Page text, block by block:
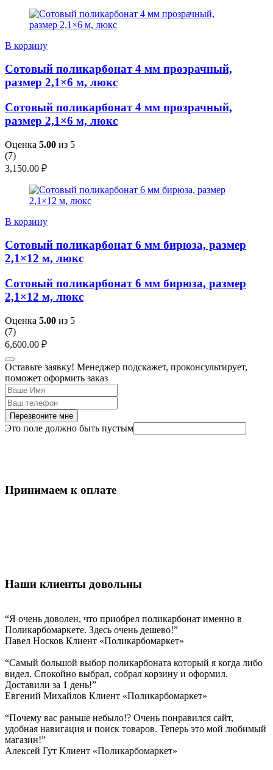
В корзину
Сотовый поликарбонат 4 мм прозрачный,
размер 2,1×6 м, люкс
Сотовый поликарбонат 4 мм прозрачный,
размер 2,1×6 м, люкс
Оценка 5.00 из 5
(7)
3,150.00 ₽
В корзину
Сотовый поликарбонат 6 мм бирюза, размер
2,1×12 м, люкс
Сотовый поликарбонат 6 мм бирюза, размер
2,1×12 м, люкс
Оценка 5.00 из 5
(7)
6,600.00 ₽
Оставьте заявку! Менеджер подскажет, проконсультирует,
поможет оформить заказ
Перезвоните мне
Это поле должно быть пустым
Принимаем к оплате
Наши клиенты довольны
“Я очень доволен, что приобрел поликарбонат именно в
Поликарбомаркете. Здесь очень дешево!”
Павел Носков Клиент «Поликарбомаркет»
“Самый большой выбор поликарбоната который я когда либо
видел. Спокойно выбрал, собрал корзину и оформил.
Доставили за 1 день!”
Евгений Михайлов Клиент «Поликарбомаркет»
“Почему вас раньше небыло!? Очень понравился сайт,
удобная навигация и поиск товаров. Теперь это мой любимый
магазин!”
Алексей Гут Клиент «Поликарбомаркет»